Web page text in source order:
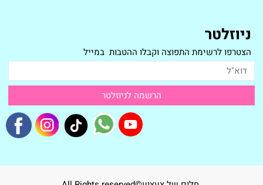
ניוזלטר
הצטרפו לרשימת התפוצה וקבלו ההטבות במייל